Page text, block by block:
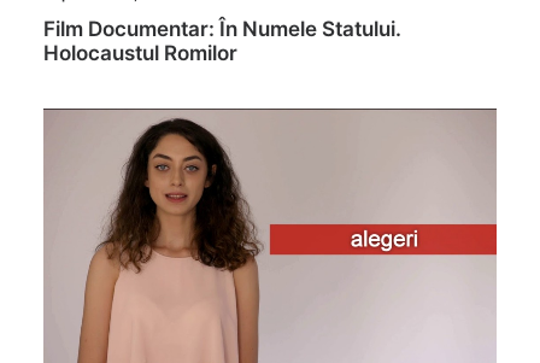
Film Documentar: În Numele Statului.
Holocaustul Romilor